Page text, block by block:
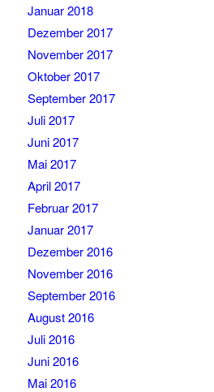
Januar 2018
Dezember 2017
November 2017
Oktober 2017
September 2017
Juli 2017
Juni 2017
Mai 2017
April 2017
Februar 2017
Januar 2017
Dezember 2016
November 2016
September 2016
August 2016
Juli 2016
Juni 2016
Mai 2016